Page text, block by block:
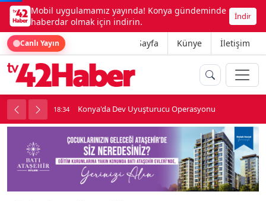
Mobil uygulamamız yayında! Konya gündeminde
haberdar olmak için indirin.
İndir
Canlı Yayın Ana Sayfa Künye İletişim
18:34 Temmuz Enflasyonu Açıklandı